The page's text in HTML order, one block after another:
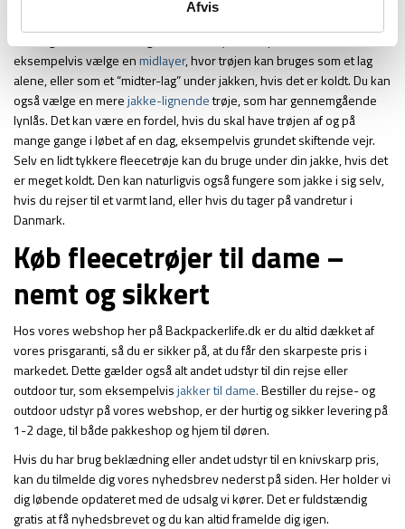
Afvis
eksempelvis vælge en midlayer, hvor trøjen kan bruges som et lag
alene, eller som et “midter-lag” under jakken, hvis det er koldt. Du kan
også vælge en merejakke-lignendetrøje, som har gennemgående
lynlås. Det kan være en fordel, hvis du skal have trøjen af og på
mange gange i løbet af en dag, eksempelvis grundet skiftende vejr.
Selv en lidt tykkere fleecetrøje kan du bruge under din jakke, hvis det
er meget koldt. Den kan naturligvis også fungere som jakke i sig selv,
hvis du rejser til et varmt land, eller hvis du tager på vandretur i
Danmark.
Køb fleecetrøjer til dame –
nemt og sikkert
Hos vores webshop her på Backpackerlife.dk er du altid dækket af
vores prisgaranti, så du er sikker på, at du får den skarpeste pris i
markedet. Dette gælder også alt andet udstyr til din rejse eller
outdoor tur, som eksempelvisjakker til dame.Bestiller du rejse- og
outdoor udstyr på vores webshop, er der hurtig og sikker levering på
1-2 dage, til både pakkeshop og hjem til døren.
Hvis du har brug beklædning eller andet udstyr til en knivskarp pris,
kan du tilmelde dig vores nyhedsbrev nederst på siden. Her holder vi
dig løbende opdateret med de udsalg vi kører. Det er fuldstændig
gratis at få nyhedsbrevet og du kan altid framelde dig igen.